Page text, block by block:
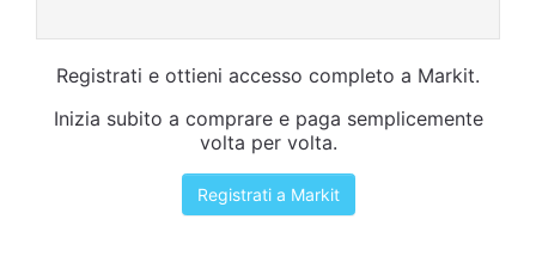
Registrati e ottieni accesso completo a Markit.
Inizia subito a comprare e paga semplicemente
volta per volta.
Registrati a Markit